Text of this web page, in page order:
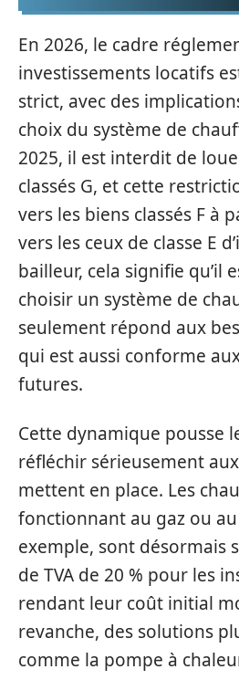
En 2026, le cadre
investissements locatifs
strict, avec des
choix du système de
2025, il est interdit de
classés G, et cette
vers les biens classés F à
vers les ceux de classe E
bailleur, cela signifie qu’il
choisir un système de
seulement répond aux
qui est aussi conforme
futures.
Cette dynamique pousse
réfléchir sérieusement
mettent en place. Les
fonctionnant au gaz ou
exemple, sont désormais
de TVA de 20 % pour les
rendant leur coût initial
revanche, des solutions
comme la pompe à